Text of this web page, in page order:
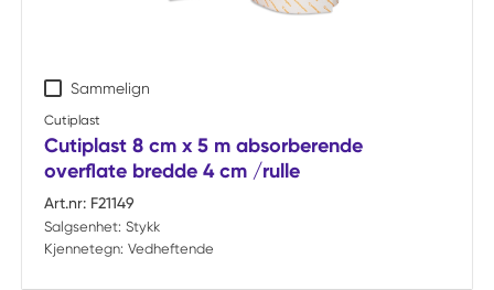
Sammelign
Cutiplast
Cutiplast 8 cm x 5 m absorberende
overflate bredde 4 cm /rulle
Art.nr: F21149
Salgsenhet: Stykk
Kjennetegn: Vedheftende